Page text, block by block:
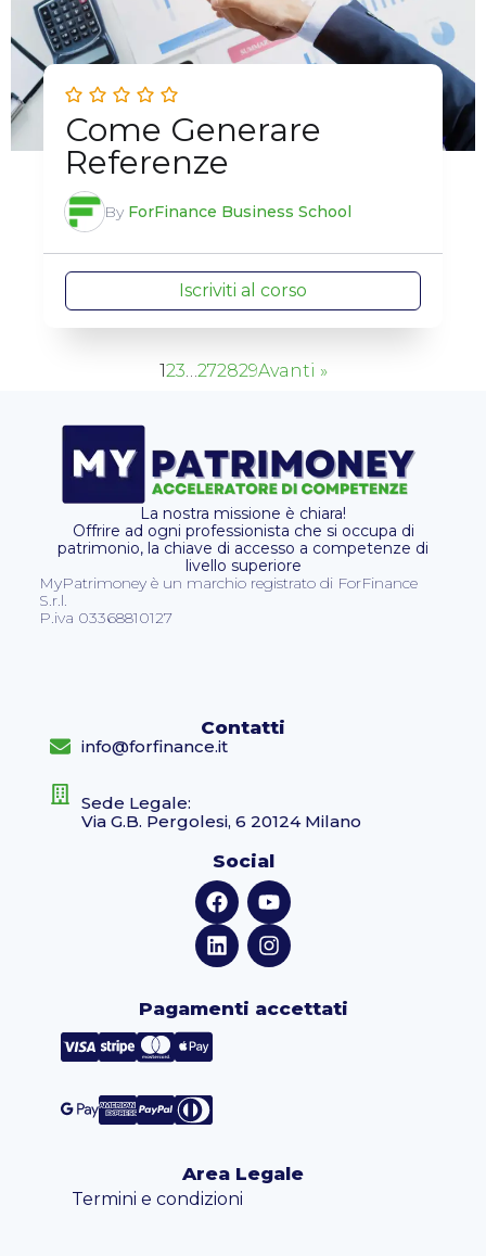
Come Generare
Referenze
By ForFinance Business School
Iscriviti al corso
123…272829Avanti »
La nostra missione è chiara!
Offrire ad ogni professionista che si occupa di
patrimonio, la chiave di accesso a competenze di
livello superiore
MyPatrimoney è un marchio registrato di ForFinance
S.r.l.
P.iva 03368810127
Contatti
info@forfinance.it
Sede Legale:
Via G.B. Pergolesi, 6 20124 Milano
Social
Pagamenti accettati
Area Legale
Termini e condizioni